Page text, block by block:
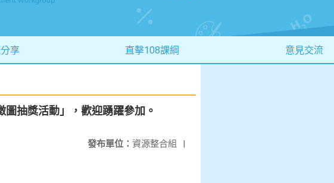
享 直擊108課綱 意見交流
抽獎活動」，歡迎踴躍參加。
發布單位： 資源整合組 |